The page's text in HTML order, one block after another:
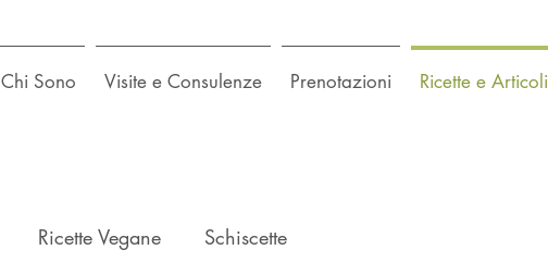
Chi Sono Visite e Consulenze Prenotazioni Ricette e Articoli
Ricette Vegane Schiscette